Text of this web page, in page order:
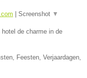
Screenshot ▼
de charme in de
Feesten, Verjaardagen,